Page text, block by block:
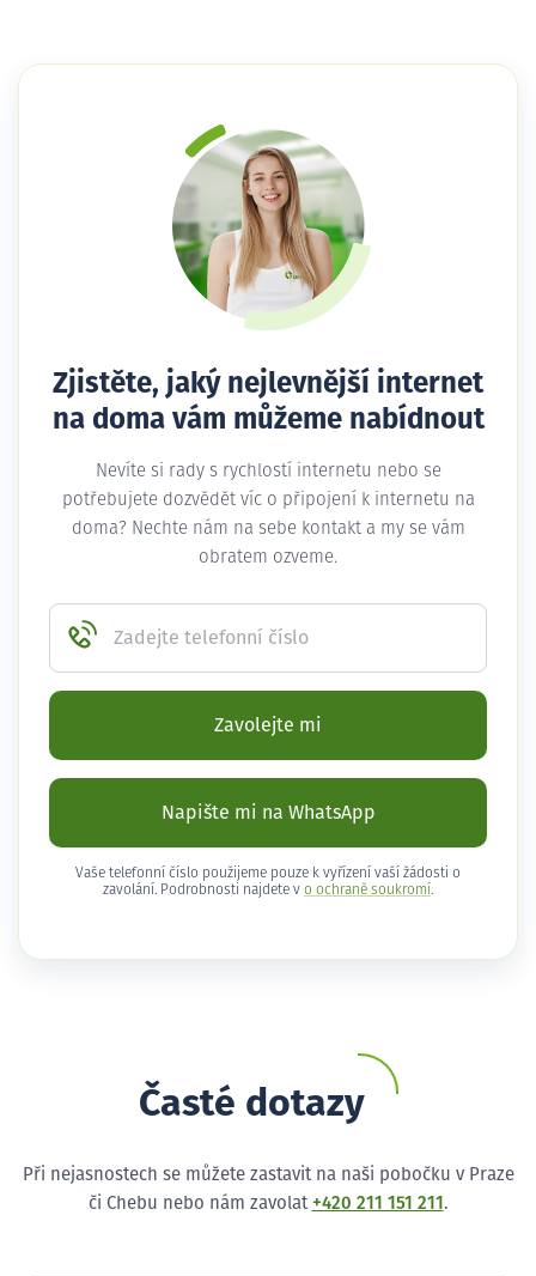
Zjistěte, jaký nejlevnější internet
na doma vám můžeme nabídnout
Nevíte si rady s rychlostí internetu nebo se
potřebujete dozvědět víc o připojení k internetu na
doma? Nechte nám na sebe kontakt a my se vám
obratem ozveme.
Zadejte telefonní číslo
Zavolejte mi
Napište mi na WhatsApp
Vaše telefonní číslo použijeme pouze k vyřízení vaší žádosti o
zavolání. Podrobnosti najdete v o ochraně soukromí .
Časté dotazy
Při nejasnostech se můžete zastavit na naši pobočku v Praze
či Chebu nebo nám zavolat +420 211 151 211 .